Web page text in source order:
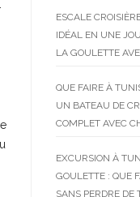
ESCALE
IDÉAL EN UNE
LA GOULETTE
QUE FAIRE À
UN BATEAU DE
COMPLET AVEC
EXCURSION À
GOULETTE : QUE
SANS PERDRE DE